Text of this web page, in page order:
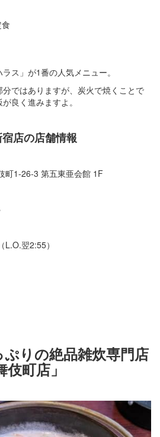
ス」が1番の人気メニュー。
ではありますが、炭火で焼くことで
良く進みますよ。
店の店舗情報
町1-26-3 第五東亜会館 1F
翌2:55）
りの絶品雑炊専門店
伎町店」